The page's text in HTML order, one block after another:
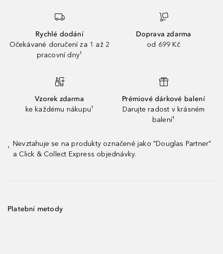
Rychlé dodání
Očekávané doručení za 1 až 2
pracovní dny¹
Doprava zdarma
od 699 Kč
Vzorek zdarma
ke každému nákupu¹
Prémiové dárkové balení
Darujte radost v krásném
balení¹
¹
Nevztahuje se na produkty označené jako "Douglas Partner"
a Click & Collect Express objednávky.
Platební metody